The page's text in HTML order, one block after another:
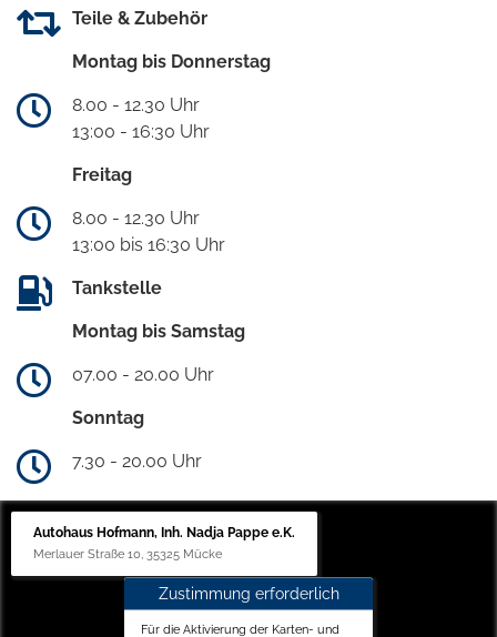
Teile & Zubehör
Montag bis Donnerstag
8.00 - 12.30 Uhr
13:00 - 16:30 Uhr
Freitag
8.00 - 12.30 Uhr
13:00 bis 16:30 Uhr
Tankstelle
Montag bis Samstag
07.00 - 20.00 Uhr
Sonntag
7.30 - 20.00 Uhr
Autohaus Hofmann, Inh. Nadja Pappe e.K.
Merlauer Straße 10, 35325 Mücke
Zustimmung erforderlich
Für die Aktivierung der Karten- und